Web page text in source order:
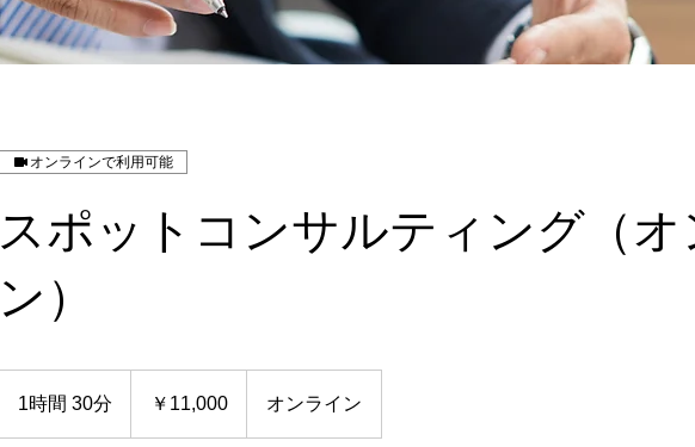
オンラインで利用可能
スポットコンサルティング（
ン）
1時間 30分 ￥11,000 オンライン